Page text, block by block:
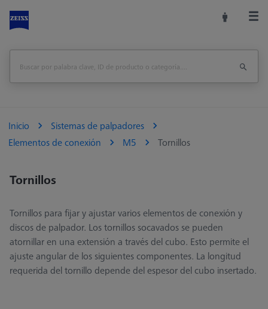
Inicio
Sistemas de palpadores
Elementos de conexión
M5 Tornillos
Tornillos
Tornillos para fijar y ajustar varios elementos de conexión y
discos de palpador. Los tornillos socavados se pueden
atornillar en una extensión a través del cubo. Esto permite el
ajuste angular de los siguientes componentes. La longitud
requerida del tornillo depende del espesor del cubo insertado.